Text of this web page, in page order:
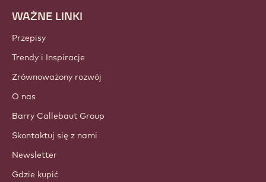
Footer
Callebaut
WAŻNE LINKI
Przepisy
Trendy i Inspiracje
Zrównoważony rozwój
O nas
Barry Callebaut Group
Skontaktuj się z nami
Newsletter
Gdzie kupić